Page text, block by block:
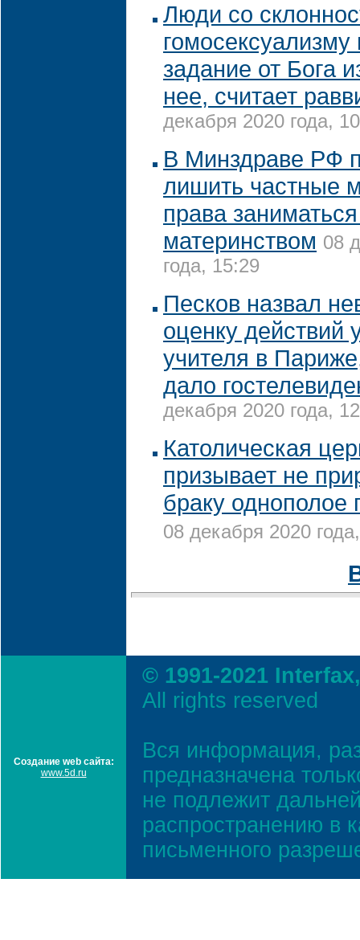
Люди со
гомосексуализму
задание от Бога
нее, считает
декабря 2020 года,
В Минздраве РФ
лишить частные
права
материнством 08
года, 15:29
Песков назвал
оценку действий
учителя в
дало
декабря 2020 года,
Католическая
призывает не
браку однополое
08 декабря 2020
Создание web сайта:
www.5d.ru
© 1991-2021
All rights reserved
Вся информация,
предназначена
не подлежит
распространению в
письменного